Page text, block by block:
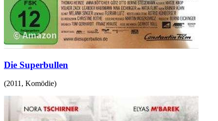
Die Superbullen
(2011 , Komödie)